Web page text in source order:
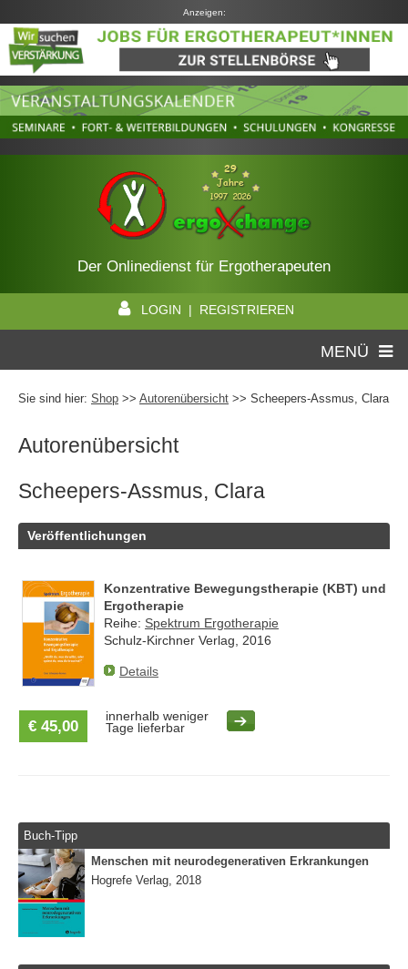
Anzeigen:
Der Onlinedienst für Ergotherapeuten
LOGIN | REGISTRIEREN
MENÜ
Sie sind hier: Shop >> Autorenübersicht >> Scheepers-Assmus, Clara
Autorenübersicht
Scheepers-Assmus, Clara
Veröffentlichungen
Konzentrative Bewegungstherapie (KBT) und
Ergotherapie
Reihe: Spektrum Ergotherapie
Schulz-Kirchner Verlag, 2016
Details
€ 45,00
innerhalb weniger
Tage lieferbar
Buch-Tipp
Menschen mit neurodegenerativen Erkrankungen
Hogrefe Verlag, 2018